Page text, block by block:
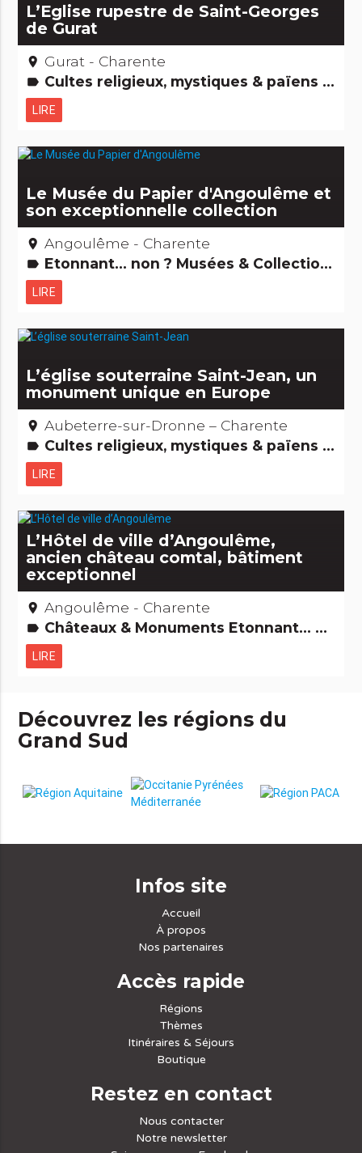
L’Eglise rupestre de Saint-Georges
de Gurat
place Gurat - Charente
label Cultes religieux, mystiques & païens Légendes, histoires & Trésors Archéologie et vieilles pierres Edifices remarquables
LIRE
Le Musée du Papier d'Angoulême et
son exceptionnelle collection
place Angoulême - Charente
label Etonnant... non ? Musées & Collections
LIRE
L’église souterraine Saint-Jean, un
monument unique en Europe
place Aubeterre-sur-Dronne – Charente
label Cultes religieux, mystiques & païens Archéologie et vieilles pierres Edifices remarquables
LIRE
L’Hôtel de ville d’Angoulême,
ancien château comtal, bâtiment
exceptionnel
place Angoulême - Charente
label Châteaux & Monuments Etonnant... non ? Edifices remarquables
LIRE
Découvrez les régions du
Grand Sud
Infos site
Accueil
À propos
Nos partenaires
Accès rapide
Régions
Thèmes
Itinéraires & Séjours
Boutique
Restez en contact
Nous contacter
Notre newsletter